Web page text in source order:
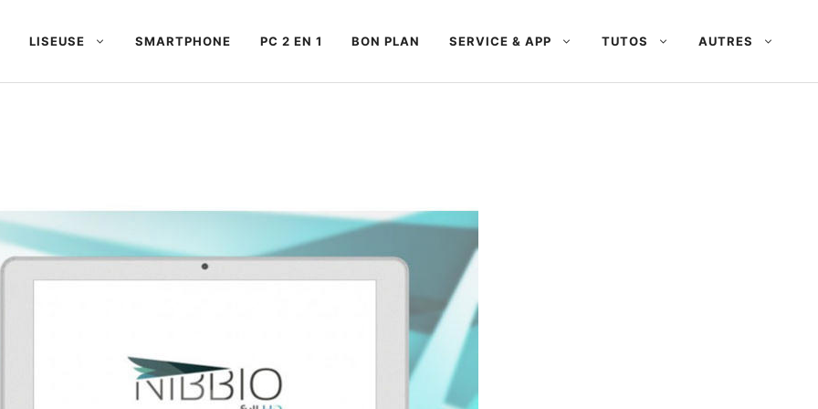
LISEUSE SMARTPHONE PC 2 EN 1 BON PLAN SERVICE & APP TUTOS AUTRES